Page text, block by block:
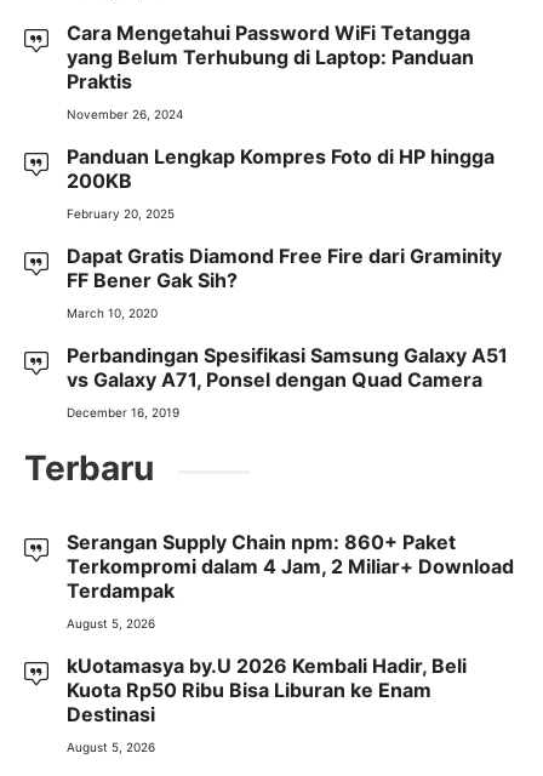
Cara Mengetahui Password WiFi Tetangga
yang Belum Terhubung di Laptop: Panduan
Praktis
November 26, 2024
Panduan Lengkap Kompres Foto di HP hingga
200KB
February 20, 2025
Dapat Gratis Diamond Free Fire dari Graminity
FF Bener Gak Sih?
March 10, 2020
Perbandingan Spesifikasi Samsung Galaxy A51
vs Galaxy A71, Ponsel dengan Quad Camera
December 16, 2019
Terbaru
Serangan Supply Chain npm: 860+ Paket
Terkompromi dalam 4 Jam, 2 Miliar+ Download
Terdampak
August 5, 2026
kUotamasya by.U 2026 Kembali Hadir, Beli
Kuota Rp50 Ribu Bisa Liburan ke Enam
Destinasi
August 5, 2026